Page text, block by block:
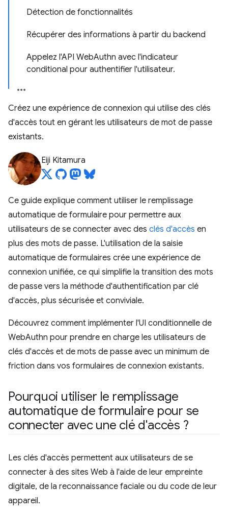
Détection de fonctionnalités
Récupérer des informations à partir du backend
Appelez l'API WebAuthn avec l'indicateur
conditional pour authentifier l'utilisateur.
Créez une expérience de connexion qui utilise des clés
d'accès tout en gérant les utilisateurs de mot de passe
existants.
Eiji Kitamura
Ce guide explique comment utiliser le remplissage
automatique de formulaire pour permettre aux
utilisateurs de se connecter avec des clés d'accès en
plus des mots de passe. L'utilisation de la saisie
automatique de formulaires crée une expérience de
connexion unifiée, ce qui simplifie la transition des mots
de passe vers la méthode d'authentification par clé
d'accès, plus sécurisée et conviviale.
Découvrez comment implémenter l'UI conditionnelle de
WebAuthn pour prendre en charge les utilisateurs de
clés d'accès et de mots de passe avec un minimum de
friction dans vos formulaires de connexion existants.
Pourquoi utiliser le remplissage
automatique de formulaire pour se
connecter avec une clé d'accès ?
Les clés d'accès permettent aux utilisateurs de se
connecter à des sites Web à l'aide de leur empreinte
digitale, de la reconnaissance faciale ou du code de leur
appareil.